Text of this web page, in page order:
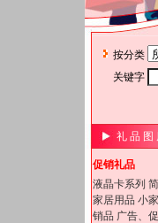
按分类
关键字
礼 品 图
促销礼品
液晶卡系列
家居用品 小
销品 广告、